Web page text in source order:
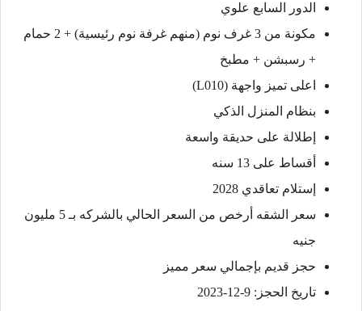
الدور السابع علوي
مكونة من 3 غرف نوم (منهم غرفة نوم رئيسية) + 2 حمام
+ رسبشن + مطبخ
اعلى تميز واجهة (L010)
بنظام المنزل الذكي
إطلالة على حديقة واسعة
أقساط على 13 سنه
إستلام تعاقدي 2028
سعر الشقه أرخص من السعر الحالي بالشركه بـ 5 مليون
جنيه
حجز قديم بإجمالي سعر مميز
تاريخ الحجز: 9-12-2023